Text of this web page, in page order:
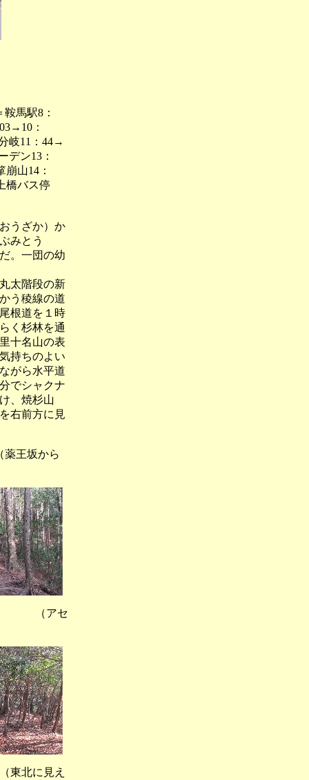
馬駅8：
：
岐11：44→
デン13：
山14：
橋バス停
うざか）か
みとう
。一団の幼
太階段の新
う稜線の道
根道を１時
く杉林を通
十名山の表
持ちのよい
がら水平道
でシャクナ
、焼杉山
右前方に見
坂から
（アセ
北に見え